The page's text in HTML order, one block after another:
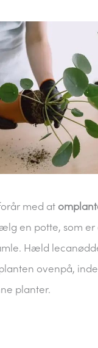
med at
en potte, som
Hæld
ovenpå,
planter.